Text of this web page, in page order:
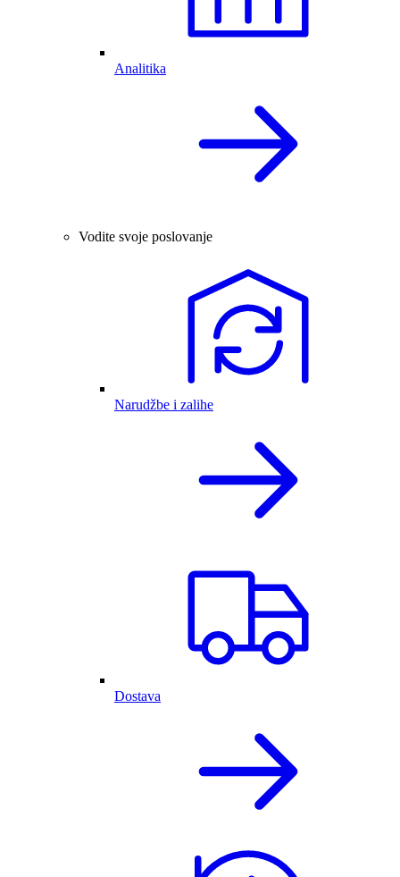
Analitika
Vodite svoje poslovanje
Narudžbe i zalihe
Dostava